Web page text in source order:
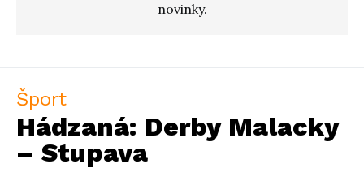
novinky.
Šport
Hádzaná: Derby Malacky
– Stupava